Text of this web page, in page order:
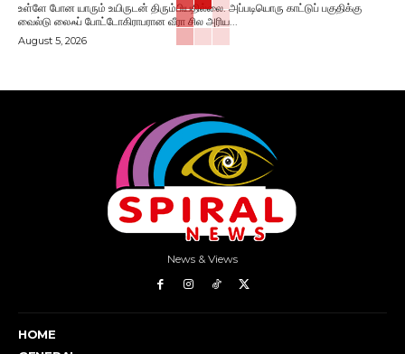
உள்ளே போன யாரும் உயிருடன் திரும்பியதில்லை. அப்படியொரு காட்டுப் பகுதிக்கு
வைல்டு லைஃப் போட்டோகிராபரான வீரா சில அரிய...
August 5, 2026
News & Views
HOME